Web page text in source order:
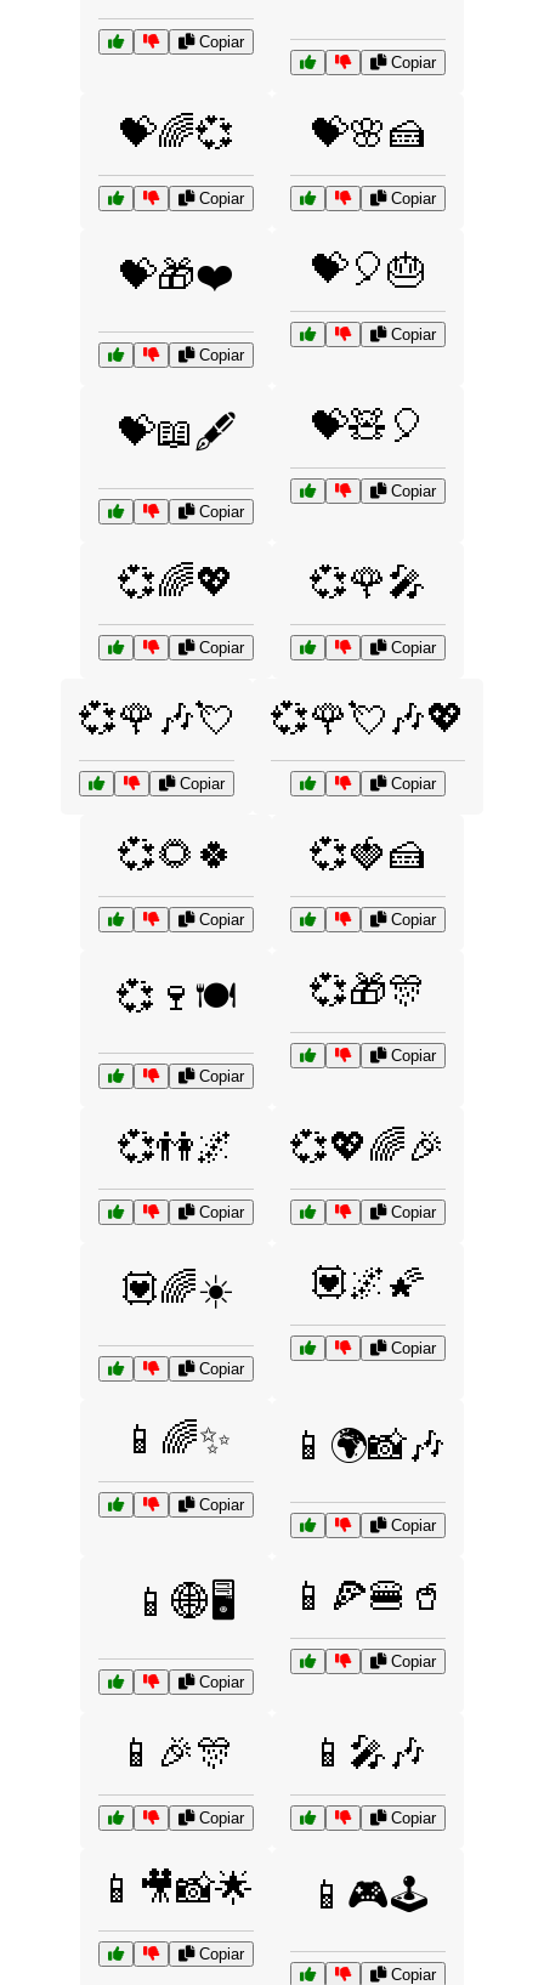
Copiar
Copiar
💝🌈💞
Copiar
💝🌸🍰
Copiar
💝🎁❤️
Copiar
💝🎈🎂
Copiar
💝📖🖋️
Copiar
💝🧸🎈
Copiar
💞🌈💖
Copiar
💞🌹🎤
Copiar
💞🌹🎶💘
Copiar
💞🌹💘🎶💖
Copiar
💞🌻🍀
Copiar
💞🍓🍰
Copiar
💞🍷🍽️
Copiar
💞🎁🎊
Copiar
💞👫🌌
Copiar
💞💖🌈🎉
Copiar
💟🌈☀️
Copiar
💟🌌🌠
Copiar
📱🌈✨
Copiar
📱🌍📸🎶
Copiar
📱🌐🖥️
Copiar
📱🍕🍔🥤
Copiar
📱🎉🎊
Copiar
📱🎤🎶
Copiar
📱🎥📸🌟
Copiar
📱🎮🕹️
Copiar